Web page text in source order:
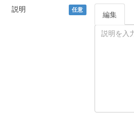
説明 任意 編集